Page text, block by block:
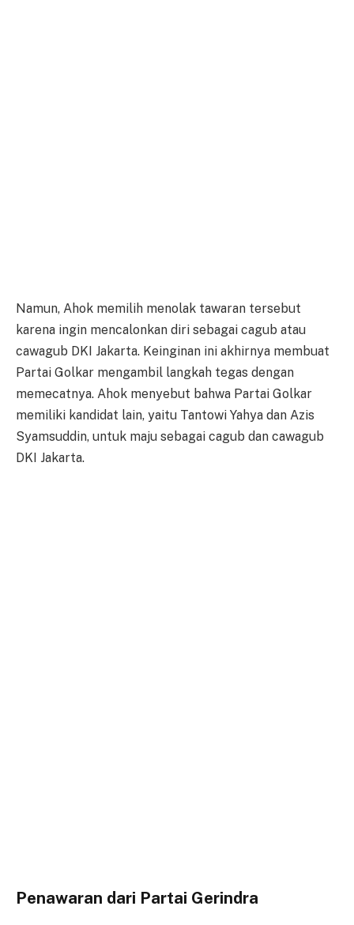
Namun, Ahok memilih menolak tawaran tersebut
karena ingin mencalonkan diri sebagai cagub atau
cawagub DKI Jakarta. Keinginan ini akhirnya membuat
Partai Golkar mengambil langkah tegas dengan
memecatnya. Ahok menyebut bahwa Partai Golkar
memiliki kandidat lain, yaitu Tantowi Yahya dan Azis
Syamsuddin, untuk maju sebagai cagub dan cawagub
DKI Jakarta.
Penawaran dari Partai Gerindra